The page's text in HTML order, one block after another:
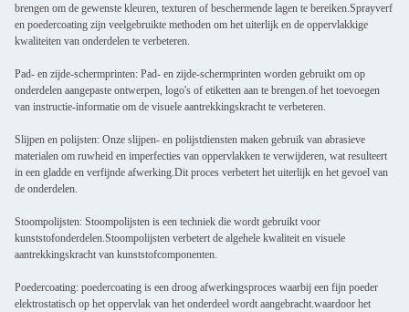
brengen om de gewenste kleuren, texturen of beschermende lagen te bereiken.Sprayverf
en poedercoating zijn veelgebruikte methoden om het uiterlijk en de oppervlakkige
kwaliteiten van onderdelen te verbeteren.
Pad- en zijde-schermprinten: Pad- en zijde-schermprinten worden gebruikt om op
onderdelen aangepaste ontwerpen, logo's of etiketten aan te brengen.of het toevoegen
van instructie-informatie om de visuele aantrekkingskracht te verbeteren.
Slijpen en polijsten: Onze slijpen- en polijstdiensten maken gebruik van abrasieve
materialen om ruwheid en imperfecties van oppervlakken te verwijderen, wat resulteert
in een gladde en verfijnde afwerking.Dit proces verbetert het uiterlijk en het gevoel van
de onderdelen.
Stoompolijsten: Stoompolijsten is een techniek die wordt gebruikt voor
kunststofonderdelen.Stoompolijsten verbetert de algehele kwaliteit en visuele
aantrekkingskracht van kunststofcomponenten.
Poedercoating: poedercoating is een droog afwerkingsproces waarbij een fijn poeder
elektrostatisch op het oppervlak van het onderdeel wordt aangebracht.waardoor het